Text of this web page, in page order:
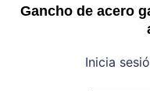
Gancho de acero
Inicia